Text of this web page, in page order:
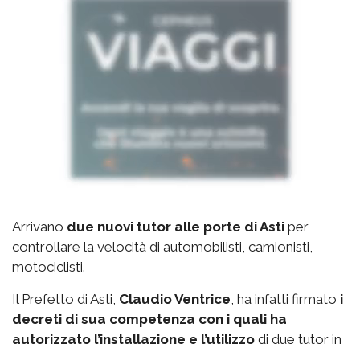
Arrivano due nuovi tutor alle porte di Asti per
controllare la velocità di automobilisti, camionisti,
motociclisti.
Il Prefetto di Asti, Claudio Ventrice , ha infatti firmato i
decreti di sua competenza con i quali ha
autorizzato l’installazione e l’utilizzo di due tutor in